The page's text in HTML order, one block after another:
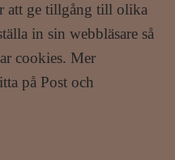
att ge tillgång till olika
in sin webbläsare så
cookies. Mer
på Post och